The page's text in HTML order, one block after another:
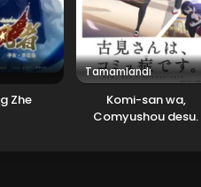
Zhe
Tamamlandı
Komi-san wa,
Comyushou desu.